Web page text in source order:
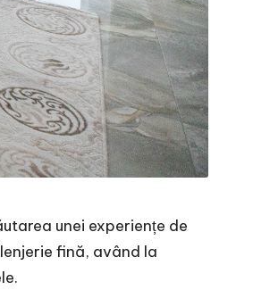
unei experiențe de
fină, având la